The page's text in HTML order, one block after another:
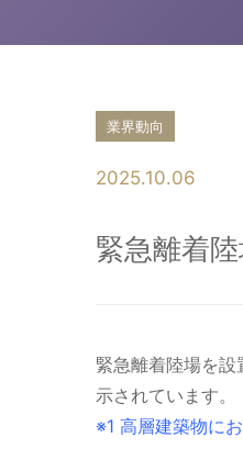
業界動向
2025.10.06
緊急離着
緊急離着陸場を
示されています。
※1 高層建築物に